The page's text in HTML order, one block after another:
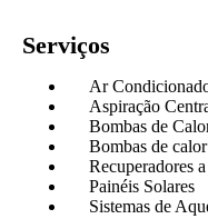
Serviços
Ar
Aspiração
Bombas de
Bombas de
Recuperadores
Painéis Solares
Sistemas de